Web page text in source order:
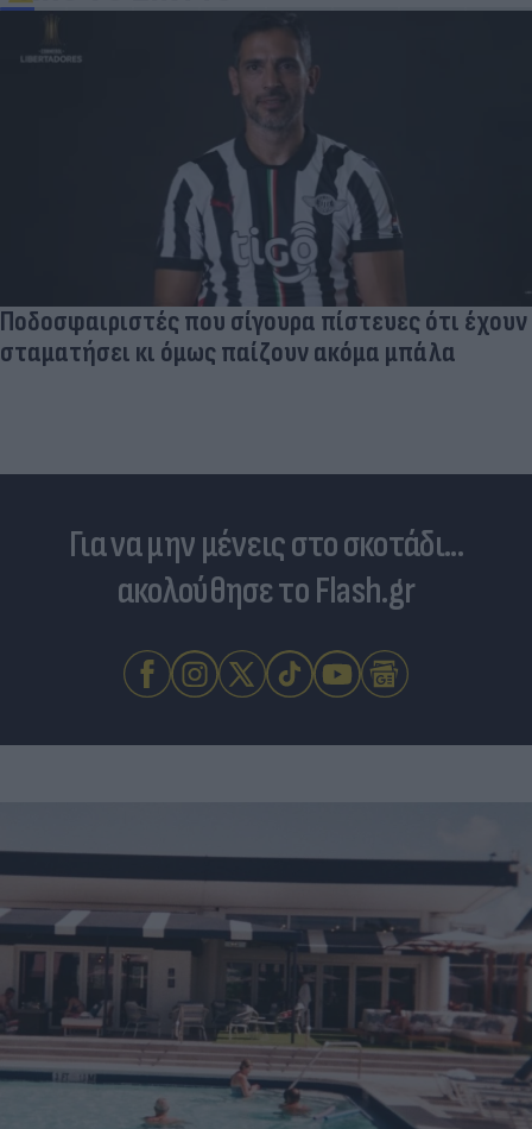
Ποδοσφαιριστές που σίγουρα πίστευες ότι έχουν
σταματήσει κι όμως παίζουν ακόμα μπάλα
Για να μην μένεις στο σκοτάδι...
ακολούθησε το Flash.gr